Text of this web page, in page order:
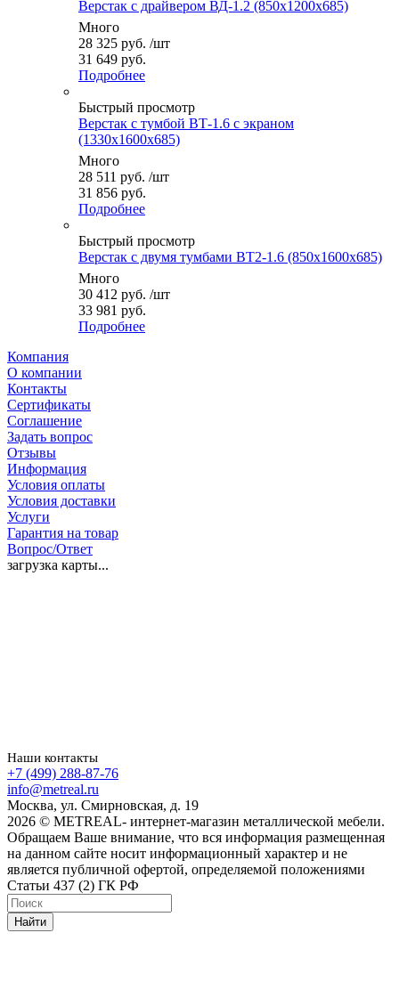
Верстак с драйвером ВД-1.2 (850x1200x685)
Много
28 325 руб. /шт
31 649 руб.
Подробнее
Быстрый просмотр
Верстак с тумбой ВТ-1.6 с экраном
(1330x1600x685)
Много
28 511 руб. /шт
31 856 руб.
Подробнее
Быстрый просмотр
Верстак с двумя тумбами ВТ2-1.6 (850x1600x685)
Много
30 412 руб. /шт
33 981 руб.
Подробнее
Компания
О компании
Контакты
Сертификаты
Соглашение
Задать вопрос
Отзывы
Информация
Условия оплаты
Условия доставки
Услуги
Гарантия на товар
Вопрос/Ответ
загрузка карты...
Наши контакты
+7 (499) 288-87-76
info@metreal.ru
Москва, ул. Смирновская, д. 19
2026 © METREAL- интернет-магазин металлической мебели.
Обращаем Ваше внимание, что вся информация размещенная
на данном сайте носит информационный характер и не
является публичной офертой, определяемой положениями
Статьи 437 (2) ГК РФ
Найти